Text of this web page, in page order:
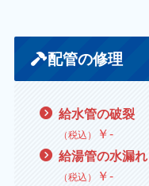
配管の修理
給水管の破裂
（税込） ￥‐
給湯管の水漏れ
（税込） ￥‐